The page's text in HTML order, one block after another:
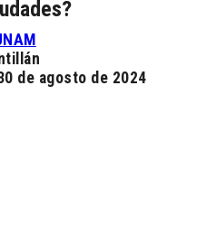
de agosto de 2024